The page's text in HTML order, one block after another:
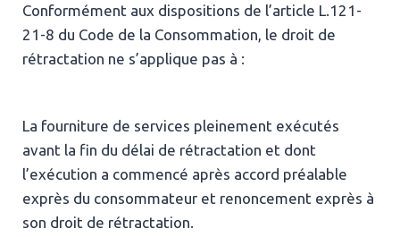
Conformément aux dispositions de l’article L.121-
21-8 du Code de la Consommation, le droit de
rétractation ne s’applique pas à :
La fourniture de services pleinement exécutés
avant la fin du délai de rétractation et dont
l’exécution a commencé après accord préalable
exprès du consommateur et renoncement exprès à
son droit de rétractation.